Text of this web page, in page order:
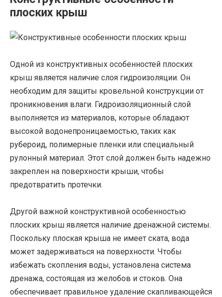
плоских крыш
Одной из конструктивных особенностей плоских
крыш является наличие слоя гидроизоляции. Он
необходим для защиты кровельной конструкции от
проникновения влаги. Гидроизоляционный слой
выполняется из материалов, которые обладают
высокой водонепроницаемостью, таких как
рубероид, полимерные пленки или специальный
рулонный материал. Этот слой должен быть надежно
закреплен на поверхности крыши, чтобы
предотвратить протечки.
Другой важной конструктивной особенностью
плоских крыш является наличие дренажной системы.
Поскольку плоская крыша не имеет ската, вода
может задерживаться на поверхности. Чтобы
избежать скопления воды, установлена система
дренажа, состоящая из желобов и стоков. Она
обеспечивает правильное удаление скапливающейся